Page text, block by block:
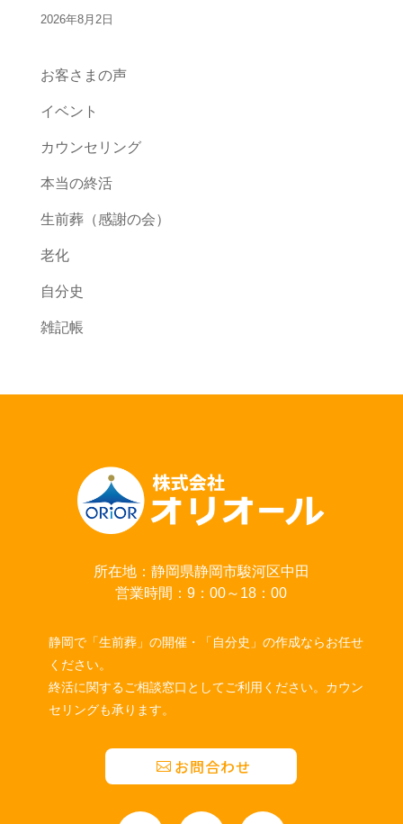
2026年8月2日
お客さまの声
イベント
カウンセリング
本当の終活
生前葬（感謝の会）
老化
自分史
雑記帳
所在地：静岡県静岡市駿河区中田
営業時間：9：00～18：00
静岡で「生前葬」の開催・「自分史」の作成ならお任せ
ください。
終活に関するご相談窓口としてご利用ください。カウン
セリングも承ります。
お問合わせ